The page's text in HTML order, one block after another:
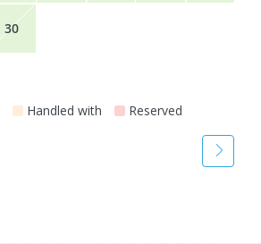
30
Handled with Reserved